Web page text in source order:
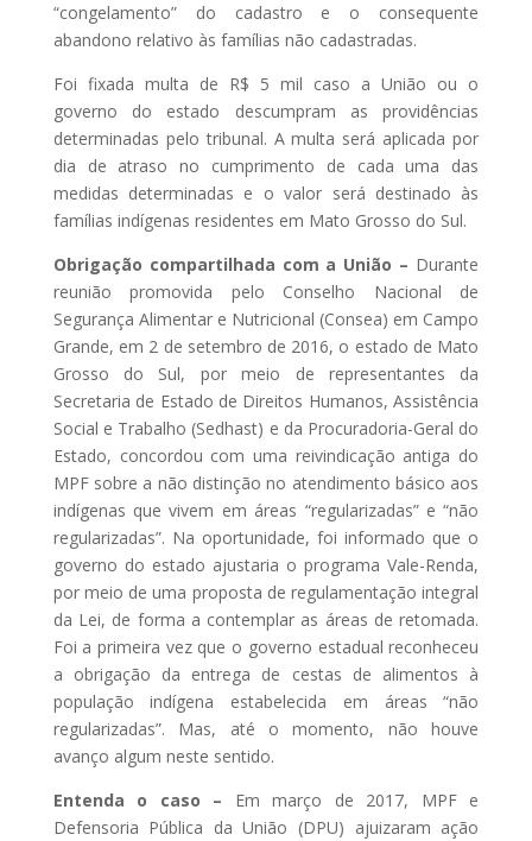
“congelamento” do cadastro e o consequente
abandono relativo às famílias não cadastradas.
Foi fixada multa de R$ 5 mil caso a União ou o
governo do estado descumpram as providências
determinadas pelo tribunal. A multa será aplicada por
dia de atraso no cumprimento de cada uma das
medidas determinadas e o valor será destinado às
famílias indígenas residentes em Mato Grosso do Sul.
Obrigação compartilhada com a União – Durante
reunião promovida pelo Conselho Nacional de
Segurança Alimentar e Nutricional (Consea) em Campo
Grande, em 2 de setembro de 2016, o estado de Mato
Grosso do Sul, por meio de representantes da
Secretaria de Estado de Direitos Humanos, Assistência
Social e Trabalho (Sedhast) e da Procuradoria-Geral do
Estado, concordou com uma reivindicação antiga do
MPF sobre a não distinção no atendimento básico aos
indígenas que vivem em áreas “regularizadas” e “não
regularizadas”. Na oportunidade, foi informado que o
governo do estado ajustaria o programa Vale-Renda,
por meio de uma proposta de regulamentação integral
da Lei, de forma a contemplar as áreas de retomada.
Foi a primeira vez que o governo estadual reconheceu
a obrigação da entrega de cestas de alimentos à
população indígena estabelecida em áreas “não
regularizadas”. Mas, até o momento, não houve
avanço algum neste sentido.
Entenda o caso – Em março de 2017, MPF e
Defensoria Pública da União (DPU) ajuizaram ação